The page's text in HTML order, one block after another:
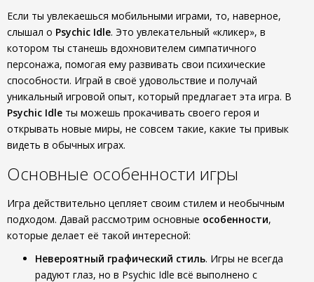
Если ты увлекаешься мобильными играми, то, наверное,
слышал о Psychic Idle. Это увлекательный «кликер», в
котором ты станешь вдохновителем симпатичного
персонажа, помогая ему развивать свои психические
способности. Играй в своё удовольствие и получай
уникальный игровой опыт, который предлагает эта игра. В
Psychic Idle ты можешь прокачивать своего героя и
открывать новые миры, не совсем такие, какие ты привык
видеть в обычных играх.
Основные особенности игры
Игра действительно цепляет своим стилем и необычным
подходом. Давай рассмотрим основные особенности,
которые делает её такой интересной:
Невероятный графический стиль. Игры не всегда
радуют глаз, но в Psychic Idle всё выполнено с